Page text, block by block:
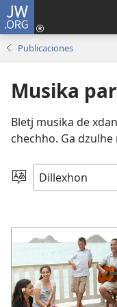
JW.ORG
Publicaciones
Musika
Bletj musika de
chechho. Ga
Bchhe
bi